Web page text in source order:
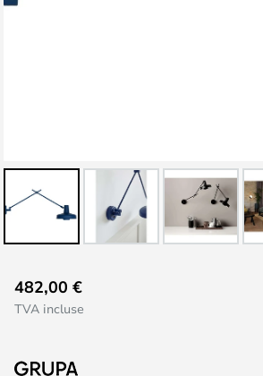
to
the
of
482,00 €
TVA incluse